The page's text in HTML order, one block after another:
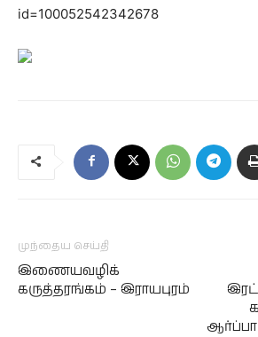
id=100052542342678
முந்தைய செய்தி
இணையவழிக்
கருத்தரங்கம் – இராயபுரம்